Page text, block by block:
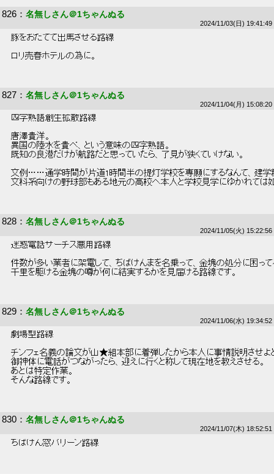
826 ： 名無しさん＠1ちゃんぬる
2024/11/03(日) 19:41:49
豚をおだてて出馬させる路線
ロリ売春ホテルの為に。
827 ： 名無しさん＠1ちゃんぬる
2024/11/04(月) 15:08:20
四字熟語創生拡散路線
唐澤貴洋。
異国の陸水を貴べ、という意味の四字熟語。
既知の良港だけが航路だと思っていたら、了見が狭くていけない。
文例……通学時間が片道1時間半の提灯学校を専願にするなんて、建学
文科系向けの野球部もある地元の高校へ本人と学校見学にゆかれては
828 ： 名無しさん＠1ちゃんぬる
2024/11/05(火) 15:22:56
迷惑電話サーチス悪用路線
件数が多い業者に架電して、ちばけんまを名乗って、金塊の処分に困っ
千里を駆ける金塊の噂が何に結実するかを見届ける路線です。
829 ： 名無しさん＠1ちゃんぬる
2024/11/06(水) 19:34:52
劇場型路線
チンフェ名義の論文が山★組本部に着弾したから本人に事情説明させよ
御神体に電話がつながったら、迎えに行くと称して現在地を教えさせる。
あとは特定作業。
そんな路線です。
830 ： 名無しさん＠1ちゃんぬる
2024/11/07(木) 18:52:51
ちばけん窓パリーン路線